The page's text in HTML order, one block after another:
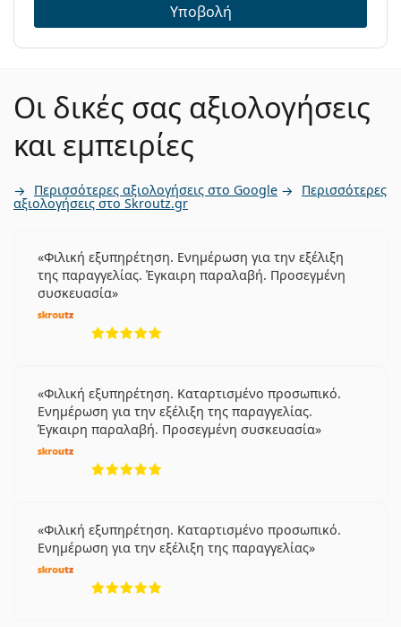
Υποβολή
Οι δικές σας αξιολογήσεις
και εμπειρίες
Περισσότερες αξιολογήσεις στο Google Περισσότερες
αξιολογήσεις στο Skroutz.gr
Φιλική εξυπηρέτηση. Ενημέρωση για την εξέλιξη
της παραγγελίας. Έγκαιρη παραλαβή. Προσεγμένη
συσκευασία
Φιλική εξυπηρέτηση. Καταρτισμένο προσωπικό.
Ενημέρωση για την εξέλιξη της παραγγελίας.
Έγκαιρη παραλαβή. Προσεγμένη συσκευασία
Φιλική εξυπηρέτηση. Καταρτισμένο προσωπικό.
Ενημέρωση για την εξέλιξη της παραγγελίας